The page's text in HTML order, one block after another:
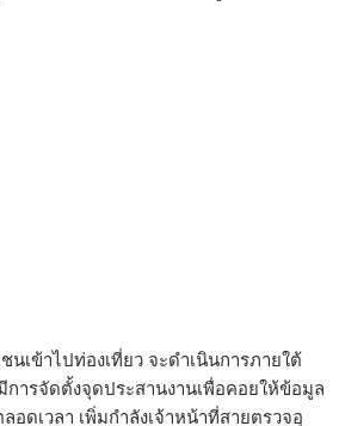
นเข้าไปท่องเที่ยว จะดำเนินการภายใต้
ารจัดตั้งจุดประสานงานเพื่อคอยให้ข้อมูล
ดเวลา​ เพิ่มกำลังเจ้าหน้าที่สายตรวจอุ